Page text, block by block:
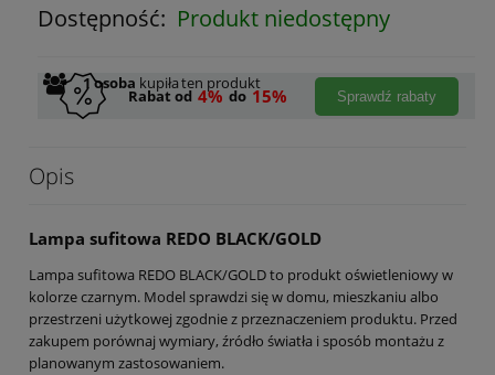
Dostępność: Produkt niedostępny
1osoba kupiłaten produkt
Rabat od 4% do 15% Sprawdź rabaty
Opis
Lampa sufitowa REDO BLACK/GOLD
Lampa sufitowa REDO BLACK/GOLD to produkt oświetleniowy w
kolorze czarnym. Model sprawdzi się w domu, mieszkaniu albo
przestrzeni użytkowej zgodnie z przeznaczeniem produktu. Przed
zakupem porównaj wymiary, źródło światła i sposób montażu z
planowanym zastosowaniem.